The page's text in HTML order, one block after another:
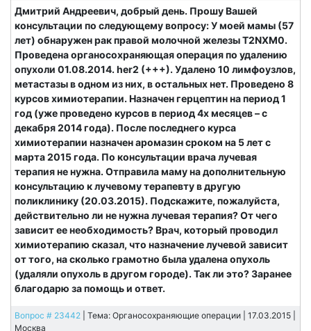
Дмитрий Андреевич, добрый день. Прошу Вашей
консультации по следующему вопросу: У моей мамы (57
лет) обнаружен рак правой молочной железы T2NXM0.
Проведена органосохраняющая операция по удалению
опухоли 01.08.2014. her2 (+++). Удалено 10 лимфоузлов,
метастазы в одном из них, в остальных нет. Проведено 8
курсов химиотерапии. Назначен герцептин на период 1
год (уже проведено курсов в период 4х месяцев – с
декабря 2014 года). После последнего курса
химиотерапии назначен аромазин сроком на 5 лет с
марта 2015 года. По консультации врача лучевая
терапия не нужна. Отправила маму на дополнительную
консультацию к лучевому терапевту в другую
поликлинику (20.03.2015). Подскажите, пожалуйста,
действительно ли не нужна лучевая терапия? От чего
зависит ее необходимость? Врач, который проводил
химиотерапию сказал, что назначение лучевой зависит
от того, на сколько грамотно была удалена опухоль
(удаляли опухоль в другом городе). Так ли это? Заранее
благодарю за помощь и ответ.
Вопрос # 23442 | Тема: Органосохраняющие операции | 17.03.2015 |
Москва